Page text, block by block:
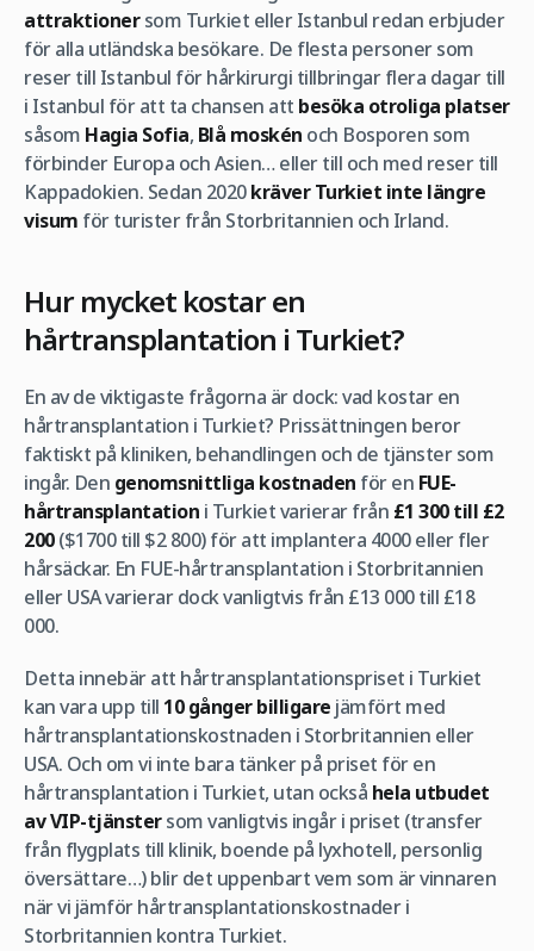
attraktionersom Turkiet eller Istanbul redan erbjuder
för alla utländska besökare. De flesta personer som
reser till Istanbul för hårkirurgi tillbringar flera dagar till
i Istanbul för att ta chansen att besöka otroliga platser
såsom Hagia Sofia, Blå moskén och Bosporen som
förbinder Europa och Asien… eller till och med reser till
Kappadokien. Sedan 2020kräver Turkiet inte längre
visum för turister från Storbritannien och Irland.
Hur mycket kostar en
hårtransplantation i Turkiet?
En av de viktigaste frågorna är dock: vad kostar en
hårtransplantation i Turkiet? Prissättningen beror
faktiskt på kliniken, behandlingen och de tjänster som
ingår. Den genomsnittliga kostnaden för en FUE-
hårtransplantation i Turkiet varierar från £1 300 till £2
200($1700 till $2 800) för att implantera 4000 eller fler
hårsäckar. En FUE-hårtransplantation i Storbritannien
eller USA varierar dock vanligtvis från £13 000 till £18
000.
Detta innebär att hårtransplantationspriset i Turkiet
kan vara upp till 10 gånger billigare jämfört med
hårtransplantationskostnaden i Storbritannien eller
USA. Och om vi inte bara tänker på priset för en
hårtransplantation i Turkiet, utan också hela utbudet
av VIP-tjänstersom vanligtvis ingår i priset (transfer
från flygplats till klinik, boende på lyxhotell, personlig
översättare…) blir det uppenbart vem som är vinnaren
när vi jämför hårtransplantationskostnader i
Storbritannien kontra Turkiet.